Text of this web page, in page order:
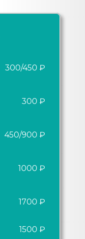
300/450 ₽
300 ₽
450/900 ₽
1000 ₽
1700 ₽
1500 ₽